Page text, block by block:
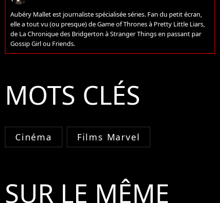
Aubéry Mallet est journaliste spécialisée séries. Fan du petit écran,
elle a tout vu (ou presque) de Game of Thrones à Pretty Little Liars,
de La Chronique des Bridgerton à Stranger Things en passant par
Gossip Girl ou Friends.
MOTS CLÉS
Cinéma Films Marvel
SUR LE MÊME